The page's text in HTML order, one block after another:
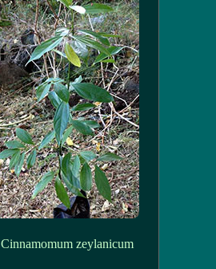
Cinnamomum zeylanicum